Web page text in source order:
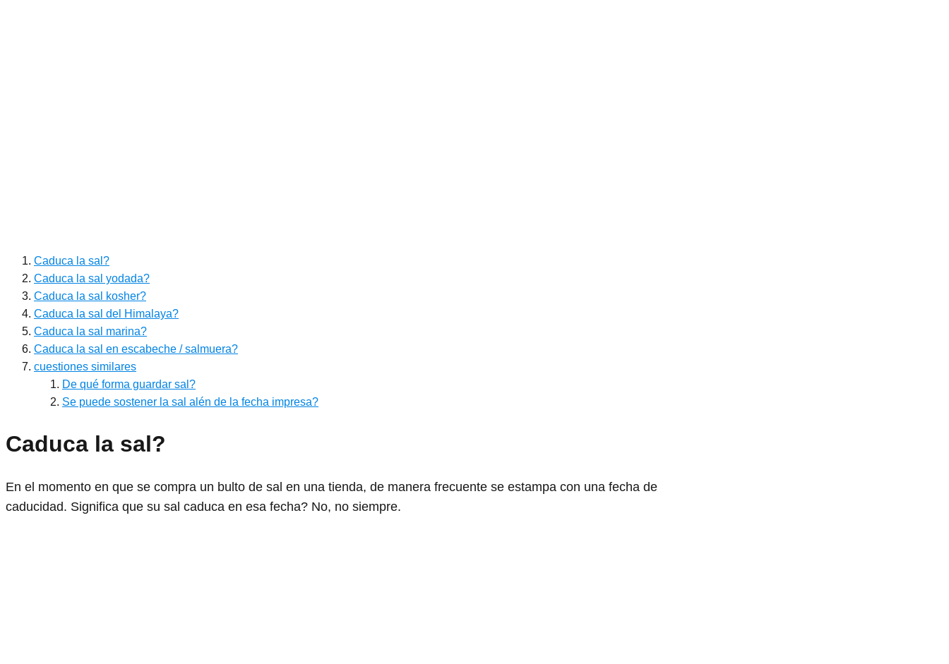
Caduca la sal?
Caduca la sal yodada?
Caduca la sal kosher?
Caduca la sal del Himalaya?
Caduca la sal marina?
Caduca la sal en escabeche / salmuera?
cuestiones similares
De qué forma guardar sal?
Se puede sostener la sal alén de la fecha impresa?
Caduca la sal?
En el momento en que se compra un bulto de sal en una tienda, de manera frecuente se estampa con una fecha de
caducidad. Significa que su sal caduca en esa fecha? No, no siempre.